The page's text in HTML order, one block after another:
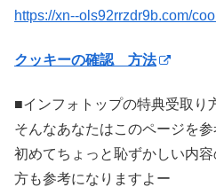
https://xn--ols92rrzdr9b.com/
クッキーの確認 方法
■インフォトップの特典受取り
そんなあなたはこのページを参
初めてちょっと恥ずかしい内
方も参考になりますよー